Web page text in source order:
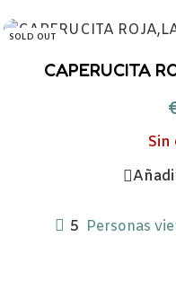
SOLD OUT
CAPERUCITA
Sin
5 Personas